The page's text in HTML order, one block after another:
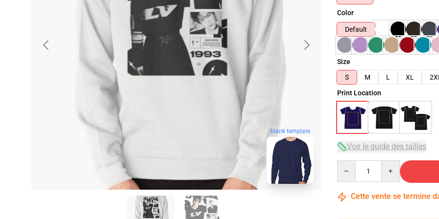
blank template
Color
Default
Size
S
M L XL
Print Location
Voir le guide des tailles
Cette vente se termine